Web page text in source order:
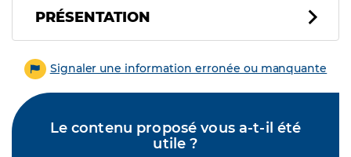
PRÉSENTATION
Signaler une information erronée ou manquante
Le contenu proposé vous a-t-il été
utile ?